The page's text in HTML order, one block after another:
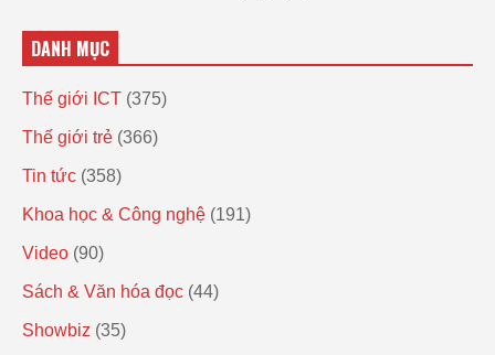
DANH MỤC
Thế giới ICT (375)
Thế giới trẻ (366)
Tin tức (358)
Khoa học & Công nghệ (191)
Video (90)
Sách & Văn hóa đọc (44)
Showbiz (35)